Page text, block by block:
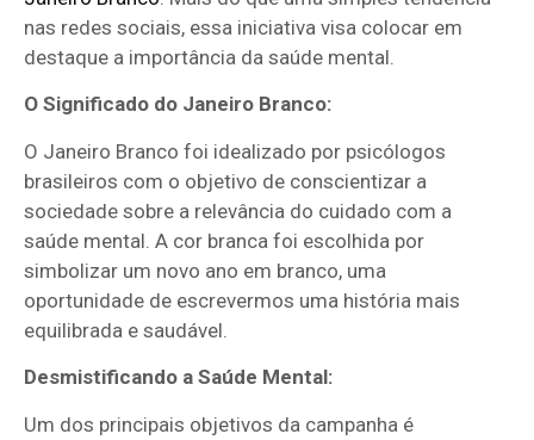
nas redes sociais, essa iniciativa visa colocar em
destaque a importância da saúde mental.
O Significado do Janeiro Branco:
O Janeiro Branco foi idealizado por psicólogos
brasileiros com o objetivo de conscientizar a
sociedade sobre a relevância do cuidado com a
saúde mental. A cor branca foi escolhida por
simbolizar um novo ano em branco, uma
oportunidade de escrevermos uma história mais
equilibrada e saudável.
Desmistificando a Saúde Mental:
Um dos principais objetivos da campanha é